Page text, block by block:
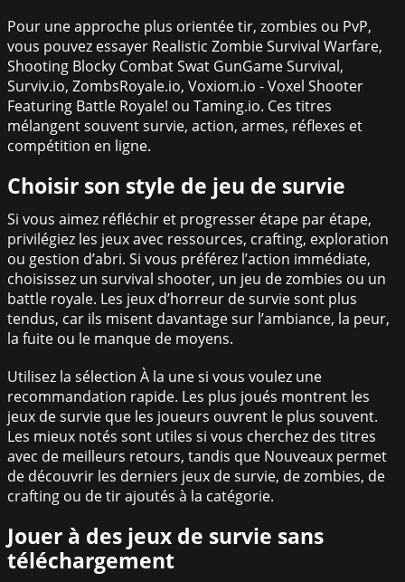
Pour une approche plus orientée tir, zombies ou PvP,
vous pouvez essayer Realistic Zombie Survival Warfare,
Shooting Blocky Combat Swat GunGame Survival,
Surviv.io, ZombsRoyale.io, Voxiom.io - Voxel Shooter
Featuring Battle Royale! ou Taming.io. Ces titres
mélangent souvent survie, action, armes, réflexes et
compétition en ligne.
Choisir son style de jeu de survie
Si vous aimez réfléchir et progresser étape par étape,
privilégiez les jeux avec ressources, crafting, exploration
ou gestion d’abri. Si vous préférez l’action immédiate,
choisissez un survival shooter, un jeu de zombies ou un
battle royale. Les jeux d’horreur de survie sont plus
tendus, car ils misent davantage sur l’ambiance, la peur,
la fuite ou le manque de moyens.
Utilisez la sélection À la une si vous voulez une
recommandation rapide. Les plus joués montrent les
jeux de survie que les joueurs ouvrent le plus souvent.
Les mieux notés sont utiles si vous cherchez des titres
avec de meilleurs retours, tandis que Nouveaux permet
de découvrir les derniers jeux de survie, de zombies, de
crafting ou de tir ajoutés à la catégorie.
Jouer à des jeux de survie sans
téléchargement